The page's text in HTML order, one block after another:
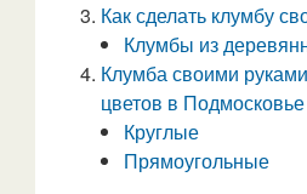
Как сделать клумбу
Клумбы из
Клумба своими
цветов в
Круглые
Прямоугольные